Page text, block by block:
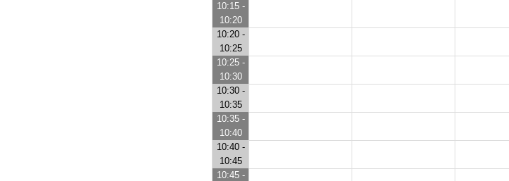
10:15 -
10:20
10:20 -
10:25
10:25 -
10:30
10:30 -
10:35
10:35 -
10:40
10:40 -
10:45
10:45 -